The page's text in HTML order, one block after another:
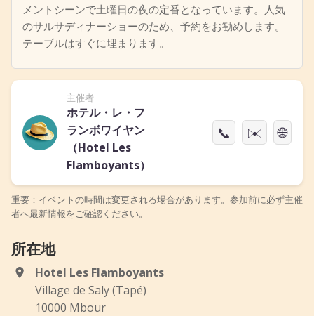
メントシーンで土曜日の夜の定番となっています。人気
のサルサディナーショーのため、予約をお勧めします。
テーブルはすぐに埋まります。
主催者
ホテル・レ・フ
ランボワイヤン
（Hotel Les
Flamboyants）
📞 ✉️ 🌐
重要：イベントの時間は変更される場合があります。参加前に必ず主催
者へ最新情報をご確認ください。
所在地
Hotel Les Flamboyants
Village de Saly (Tapé)
10000 Mbour